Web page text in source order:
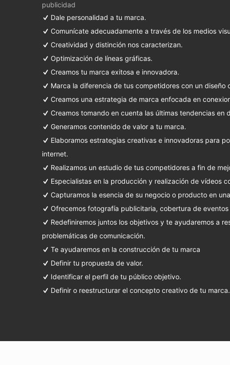
publicidad
Dale personalidad a tu marca.
Comunícate adecuadamente a través de los medios
Creatividad y distinción nos caracterizan.
Optimización de líneas gráficas.
Creamos tu marca exitosa e innovadora.
Marca la diferencia de tus competidores con un diseño
Creamos una estrategia de marca enfocada en
Creamos tomando en cuenta las últimas tendencias en
Generamos contenido de valor a tu marca.
Elaboramos estrategias creativas e innovadoras para
internet.
Realizamos un estudio de tus competidores a fin de
Especialistas en la producción y realización de vídeos
Capturamos la esencia de su negocio o producto en
Ofrecemos fotografía publicitaria, cobertura de
Redefiniremos juntos los objetivos y te ayudaremos a
problemáticas de comunicación.
Te ayudaremos en la construcción de tu marca
Definir tu propuesta de valor.
Identificar el perfil de tu público objetivo.
Definir o reestructurar el concepto creativo de tu marca.